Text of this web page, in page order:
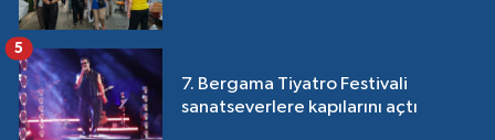
7. Bergama Tiyatro Festivali
sanatseverlere kapılarını açtı
5